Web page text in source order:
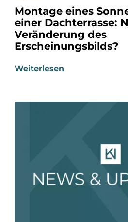
Montage eines
einer Dachterrasse:
Veränderung des
Erscheinungsbilds?
Weiterlesen